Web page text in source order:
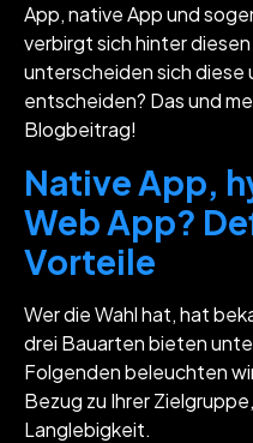
App, native App und
verbirgt sich hinter
unterscheiden sich diese
entscheiden? Das und
Blogbeitrag!
Native App,
Web App?
Vorteile
Wer die Wahl hat, hat
drei Bauarten bieten
Folgenden beleuchten
Bezug zu Ihrer
Langlebigkeit.